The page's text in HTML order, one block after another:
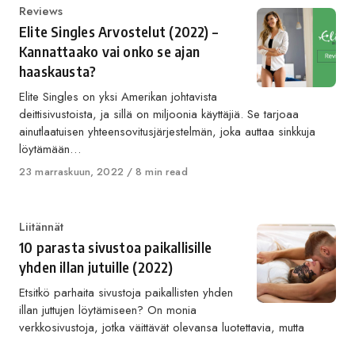
Category
Reviews
Elite Singles Arvostelut (2022) –
Kannattaako vai onko se ajan
haaskausta?
Elite Singles on yksi Amerikan johtavista
deittisivustoista, ja sillä on miljoonia käyttäjiä. Se tarjoaa
ainutlaatuisen yhteensovitusjärjestelmän, joka auttaa sinkkuja
löytämään…
Published
23 marraskuun, 2022 8 min read
Category
Liitännät
10 parasta sivustoa paikallisille
yhden illan jutuille (2022)
Etsitkö parhaita sivustoja paikallisten yhden
illan juttujen löytämiseen? On monia
verkkosivustoja, jotka väittävät olevansa luotettavia, mutta